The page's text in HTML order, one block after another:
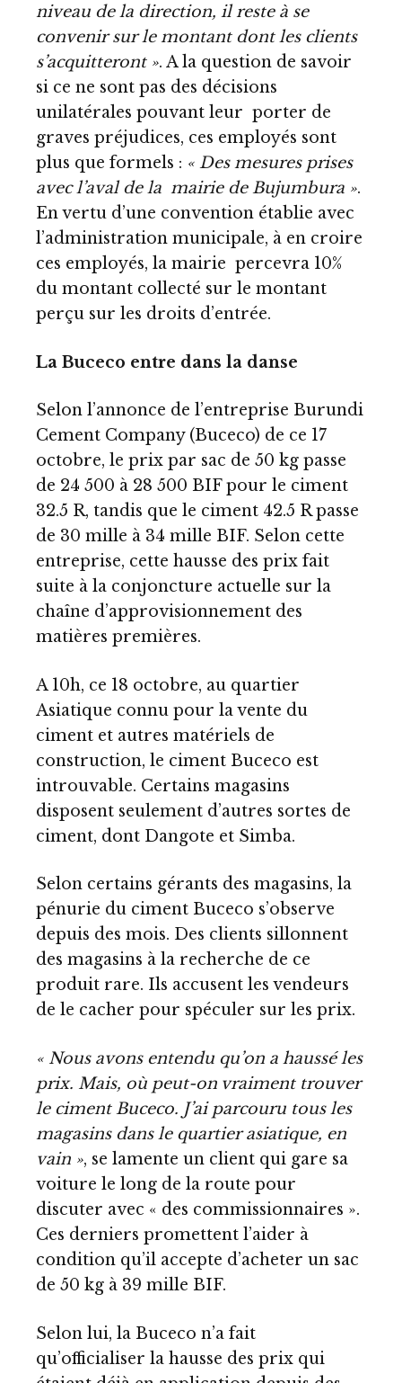
niveau de la direction, il reste à se
convenir sur le montant dont les clients
s’acquitteront ». A la question de savoir
si ce ne sont pas des décisions
unilatérales pouvant leur porter de
graves préjudices, ces employés sont
plus que formels : « Des mesures prises
avec l’aval de la mairie de Bujumbura ».
En vertu d’une convention établie avec
l’administration municipale, à en croire
ces employés, la mairie percevra 10%
du montant collecté sur le montant
perçu sur les droits d’entrée.
La Buceco entre dans la danse
Selon l’annonce de l’entreprise Burundi
Cement Company (Buceco) de ce 17
octobre, le prix par sac de 50 kg passe
de 24 500 à 28 500 BIF pour le ciment
32.5 R, tandis que le ciment 42.5 R passe
de 30 mille à 34 mille BIF. Selon cette
entreprise, cette hausse des prix fait
suite à la conjoncture actuelle sur la
chaîne d’approvisionnement des
matières premières.
A 10h, ce 18 octobre, au quartier
Asiatique connu pour la vente du
ciment et autres matériels de
construction, le ciment Buceco est
introuvable. Certains magasins
disposent seulement d’autres sortes de
ciment, dont Dangote et Simba.
Selon certains gérants des magasins, la
pénurie du ciment Buceco s’observe
depuis des mois. Des clients sillonnent
des magasins à la recherche de ce
produit rare. Ils accusent les vendeurs
de le cacher pour spéculer sur les prix.
« Nous avons entendu qu’on a haussé les
prix. Mais, où peut-on vraiment trouver
le ciment Buceco. J’ai parcouru tous les
magasins dans le quartier asiatique, en
vain », se lamente un client qui gare sa
voiture le long de la route pour
discuter avec « des commissionnaires ».
Ces derniers promettent l’aider à
condition qu’il accepte d’acheter un sac
de 50 kg à 39 mille BIF.
Selon lui, la Buceco n’a fait
qu’officialiser la hausse des prix qui